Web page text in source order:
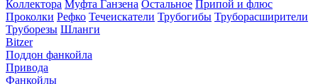
Коллектора Муфта Ганзена Остальное Припой и флюс
Проколки Рефко Течеискатели Трубогибы Труборасширители
Труборезы Шланги
Bitzer
Поддон фанкойла
Привода
Фанкойлы